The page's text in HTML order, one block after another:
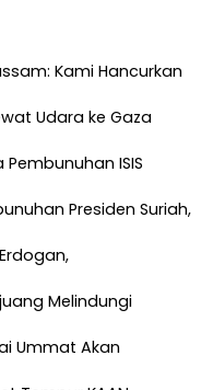
Kami Hancurkan
Udara ke Gaza
ISIS
Presiden Suriah,
Melindungi
Ummat Akan